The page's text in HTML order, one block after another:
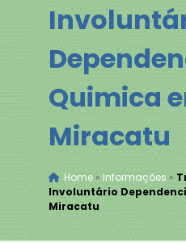
Quimica
Miracatu
Home» Informações »
Involuntário
Miracatu